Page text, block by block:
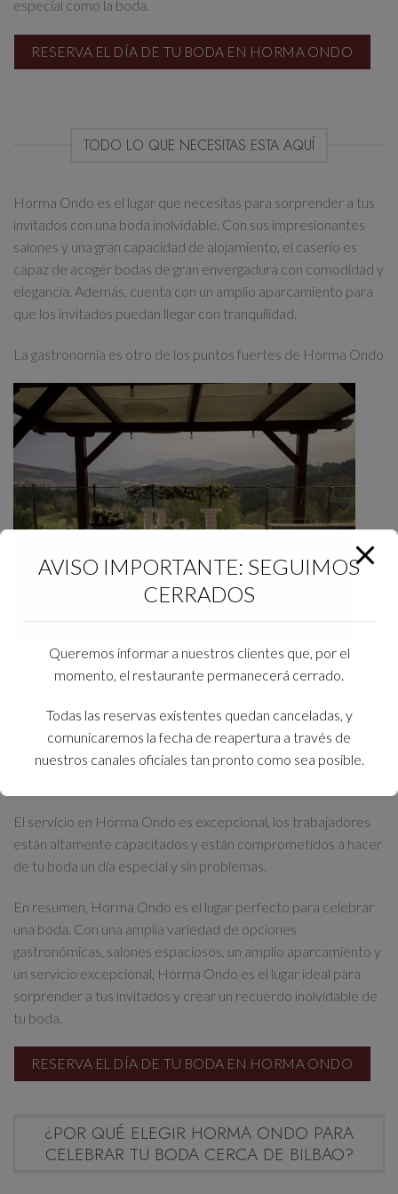
especial como la boda.
RESERVA EL DÍA DE TU BODA EN HORMA ONDO
TODO LO QUE NECESITAS ESTA AQUÍ
Horma Ondo es el lugar que necesitas para sorprender a tus
invitados con una boda inolvidable. Con sus impresionantes
salones y una gran capacidad de alojamiento, el caserio es
capaz de acoger bodas de gran envergadura con comodidad y
elegancia. Además, cuenta con un amplio aparcamiento para
que los invitados puedan llegar con tranquilidad.
La gastronomía es otro de los puntos fuertes de Horma Ondo
orma Ondo. Con una amplia variedad de opciones
necesidades y preferencias de los novios y sus invitados,
ofreciendo un menú personalizado y adaptado a sus gustos.
Los platos son deliciosos y están preparados con ingredientes
El servicio en Horma Ondo es excepcional, los trabajadores
están altamente capacitados y están comprometidos a hacer
de tu boda un día especial y sin problemas.
En resumen, Horma Ondo es el lugar perfecto para celebrar
una boda. Con una amplia variedad de opciones
gastronómicas, salones espaciosos, un amplio aparcamiento y
un servicio excepcional, Horma Ondo es el lugar ideal para
sorprender a tus invitados y crear un recuerdo inolvidable de
tu boda.
RESERVA EL DÍA DE TU BODA EN HORMA ONDO
¿POR QUÉ ELEGIR HORMA ONDO PARA
CELEBRAR TU BODA CERCA DE BILBAO?
AVISO IMPORTANTE: SEGUIMOS
CERRADOS
Queremos informar a nuestros clientes que, por el
momento, el restaurante permanecerá cerrado.
Todas las reservas existentes quedan canceladas, y
comunicaremos la fecha de reapertura a través de
nuestros canales oficiales tan pronto como sea posible.
Agradecemos sinceramente su comprensión y
lamentamos las molestias que esto pueda ocasionar.
Esto se cerrará en10segundos